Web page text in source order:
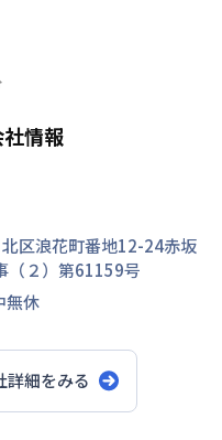
情報
区浪花町番地12-24赤坂
（２）第61159号
無休
詳細をみる